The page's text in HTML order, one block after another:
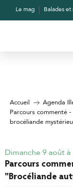
AllerLe mag Balades
Accueil
Agenda
Parcours commenté
brocéliande
Dimanche 9 août à
Parcours
"Brocéliande